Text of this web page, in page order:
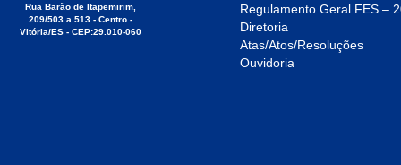
Rua Barão de Itapemirim,
209/503 a 513 - Centro -
Vitória/ES - CEP:29.010-060
Regulamento Geral FES –
Diretoria
Atas/Atos/Resoluções
Ouvidoria